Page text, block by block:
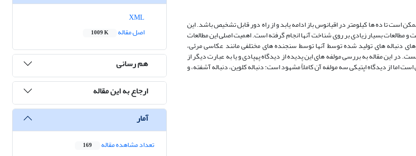
تا ده ها کیلومتر در اقیانوس باز ادامه یابد و از راه دور قابل تشخیص باشد. این
مطالعات بسیار زیادی بر روی شناخت آنها انجام گرفته است. اهمیت اصلی این مطالعات
دنباله های تولید شده توسط آنها توسط سنجنده های مختلفی مانند عکاسی مرئی،
در این مقاله به بررسی مولفه های این پدیده از دیدگاه پهپادی و یا به عبارت دیگر از
و نشان داده شده است که این دنبال گرچه پیچیده و دارای 5 مولفه کلی است اما از دیدگاه اپتیکی سه مولفه آن کاملاً مشهود است: دنباله کلوین، دنباله آشفته، و
اصل مقاله
1009 K
هم رسانی
ارجاع به این مقاله
آمار
تعداد مشاهده مقاله 169